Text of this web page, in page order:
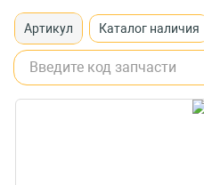
Артикул Каталог наличия